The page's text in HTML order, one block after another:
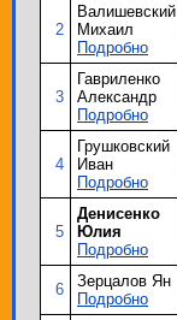
2
Валишевский
Михаил
Подробно
3
Гавриленко
Александр
Подробно
4
Грушковский
Иван
Подробно
5
Денисенко
Юлия
Подробно
6
Зерцалов Ян
Подробно